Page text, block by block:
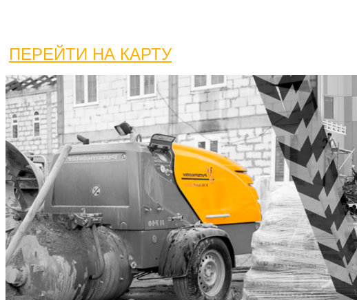
ПЕРЕЙТИ НА КАРТУ